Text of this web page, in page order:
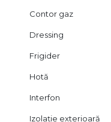
Contor gaz
Dressing
Frigider
Hotă
Interfon
Izolație exterioară